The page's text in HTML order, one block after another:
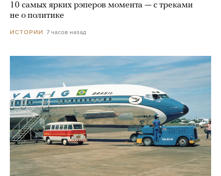
10 самых ярких рэперов момента — с треками
не о политике
ИСТОРИИ 7 часов назад